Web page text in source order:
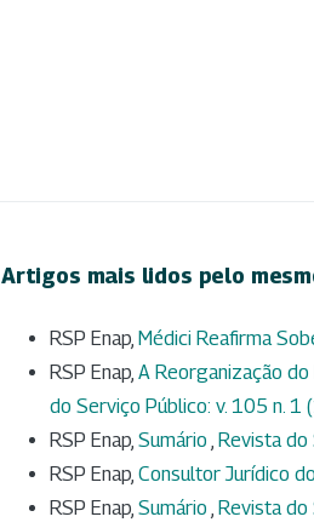
Artigos mais lidos pelo
RSP Enap, Médici Reafirma
RSP Enap, A Reorganização do
do Serviço Público: v. 105 n. 1
RSP Enap, Sumário , Revista do
RSP Enap, Consultor Jurídico do
RSP Enap, Sumário , Revista do